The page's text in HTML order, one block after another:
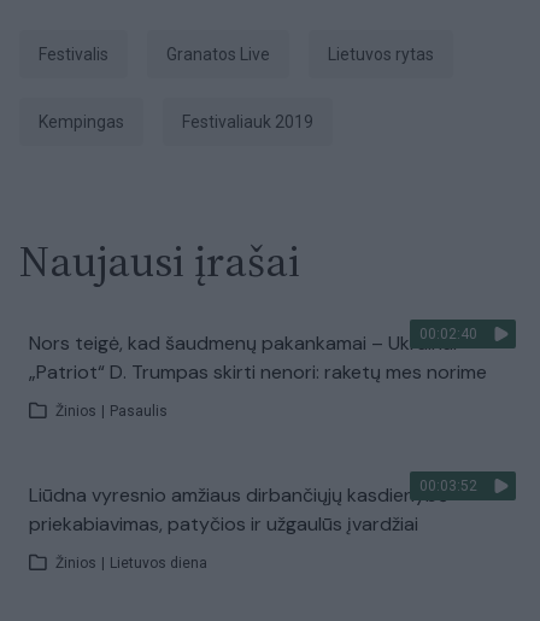
Festivalis Granatos Live Lietuvos rytas
kempingas Festivaliauk 2019
Naujausi įrašai
00:02:40
Nors teigė, kad šaudmenų pakankamai – Ukrainai
„Patriot“ D. Trumpas skirti nenori: raketų mes norime
Žinios Pasaulis
00:03:52
Liūdna vyresnio amžiaus dirbančiųjų kasdienybė –
priekabiavimas, patyčios ir užgaulūs įvardžiai
Žinios Lietuvos diena